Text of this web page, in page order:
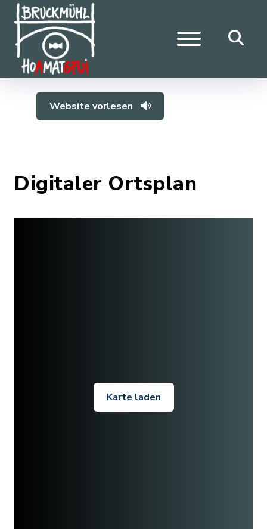
Website vorlesen
Digitaler Ortsplan
Karte laden